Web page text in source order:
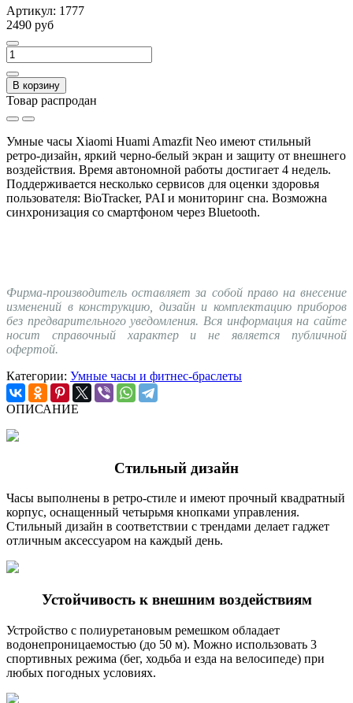
Артикул: 1777
2490 руб
В корзину
Товар распродан
Умные часы Xiaomi Huami Amazfit Neo имеют стильный
ретро-дизайн, яркий черно-белый экран и защиту от внешнего
воздействия. Время автономной работы достигает 4 недель.
Поддерживается несколько сервисов для оценки здоровья
пользователя: BioTracker, PAI и мониторинг сна. Возможна
синхронизация со смартфоном через Bluetooth.
Фирма-производитель оставляет за собой право на внесение
изменений в конструкцию, дизайн и комплектацию приборов
без предварительного уведомления. Вся информация на сайте
носит справочный характер и не является публичной
офертой.
Категории: Умные часы и фитнес-браслеты
ОПИСАНИЕ
Стильный дизайн
Часы выполнены в ретро-стиле и имеют прочный квадратный
корпус, оснащенный четырьмя кнопками управления.
Стильный дизайн в соответствии с трендами делает гаджет
отличным аксессуаром на каждый день.
Устойчивость к внешним воздействиям
Устройство с полиуретановым ремешком обладает
водонепроницаемостью (до 50 м). Можно использовать 3
спортивных режима (бег, ходьба и езда на велосипеде) при
любых погодных условиях.